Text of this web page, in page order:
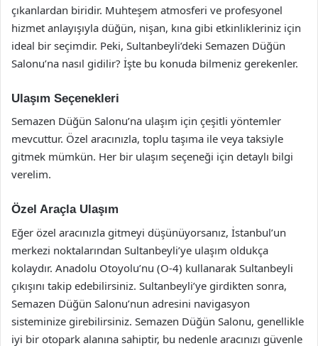
çıkanlardan biridir. Muhteşem atmosferi ve profesyonel
hizmet anlayışıyla düğün, nişan, kına gibi etkinlikleriniz için
ideal bir seçimdir. Peki, Sultanbeyli’deki Semazen Düğün
Salonu’na nasıl gidilir? İşte bu konuda bilmeniz gerekenler.
Ulaşım Seçenekleri
Semazen Düğün Salonu’na ulaşım için çeşitli yöntemler
mevcuttur. Özel aracınızla, toplu taşıma ile veya taksiyle
gitmek mümkün. Her bir ulaşım seçeneği için detaylı bilgi
verelim.
Özel Araçla Ulaşım
Eğer özel aracınızla gitmeyi düşünüyorsanız, İstanbul’un
merkezi noktalarından Sultanbeyli’ye ulaşım oldukça
kolaydır. Anadolu Otoyolu’nu (O-4) kullanarak Sultanbeyli
çıkışını takip edebilirsiniz. Sultanbeyli’ye girdikten sonra,
Semazen Düğün Salonu’nun adresini navigasyon
sisteminize girebilirsiniz. Semazen Düğün Salonu, genellikle
iyi bir otopark alanına sahiptir, bu nedenle aracınızı güvenle